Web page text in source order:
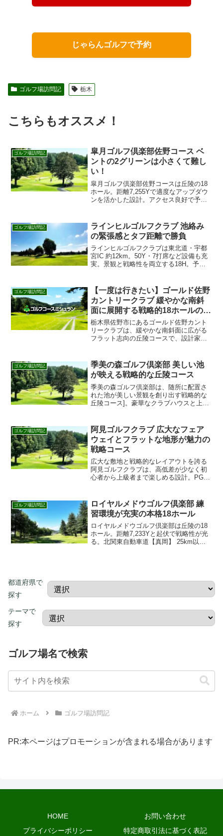
じゃらんゴルフで予約
ゴルフ場訪問記 栃木
こちらもオススメ！
ゴルフ場訪問記
皐月ゴルフ倶楽部佐野コース ベ
ントの2グリーンは小さくて難し
い！
皐月ゴルフ倶楽部佐野コースは丘陵の18
ホール。距離7,255Yで適度なアップダウ
ンを活かした設計。アクセス良好で予約
ゴルフ場訪問記
ラインヒルゴルフクラブ 池絡み
の緊張感とタフ距離で勝負
ラインヒルゴルフクラブは東北道・宇都
宮IC 約12km。50Y・7打席など設備も充
実。景観と戦略性を両立する18H。予約
ゴルフ場訪問記
【一度は行きたい】ゴールド佐野
カントリークラブ 緩やかな南斜
面に展開する戦略的18ホールの丘
陵コース
栃木県佐野市にあるゴールド佐野カント
リークラブは、緩やかな南斜面に広がる
フラット志向の丘陵コースで、設計家・
レイアウトはマネジメントを刺激し、レ
ストランから望むパノ...
ゴルフ場訪問記
季美の森ゴルフ倶楽部 美しい池
が映える戦略的な丘陵コース
季美の森ゴルフ倶楽部は、随所に配置さ
れた池が美しい景観を創り出す戦略的な
丘陵コース]。豪華なクラブハウスと上質
ゴルフ場訪問記
阿見ゴルフクラブ 広大なフェア
ウェイとフラットな地形が魅力の
戦略コース
広大な敷地と戦略的なレイアウトを誇る
阿見ゴルフクラブは、高低差が少なく初
心者から上級者まで楽しめる設計。PGM
ゴルフ場訪問記
ロイヤルメドウゴルフ倶楽部 練
習環境が充実の本格18ホール
ロイヤルメドウゴルフ倶楽部は丘陵の18
ホール。距離7,233Yと起伏で戦略性が光
る。北関東自動車道【真岡】 25km以内
都道府県で
探す
テーマで
探す
ゴルフ場名で検索
ホーム ゴルフ場訪問記
PR:本ページはプロモーションが含まれる場合があります
HOME
お問い合わせ
プライバシーポリシー
特定商取引法に基づく表記